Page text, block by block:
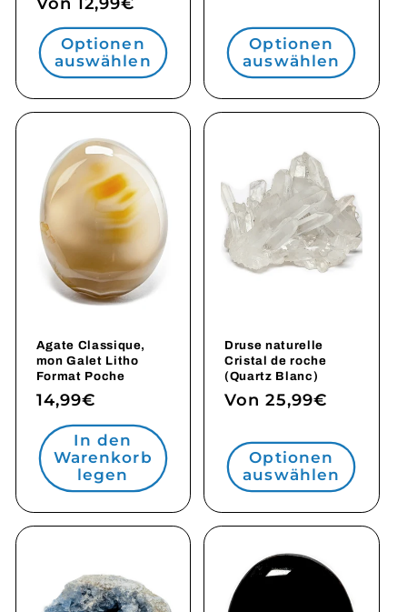
Preis
Optionen
auswählen
Optionen
auswählen
Agate Classique,
mon Galet Litho
Format Poche
Normaler
Preis
14,99€
In den
Warenkorb
legen
Druse naturelle
Cristal de roche
(Quartz Blanc)
Normaler
Von 25,99€
Optionen
auswählen